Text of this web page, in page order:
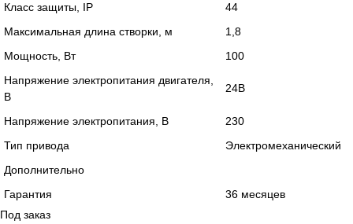
Класс защиты, IP
44
Максимальная длина створки, м
1,8
Мощность, Вт
100
Напряжение электропитания двигателя,
В
24В
Напряжение электропитания, В
230
Тип привода
Электромеханический
Дополнительно
Гарантия
36 месяцев
Под заказ